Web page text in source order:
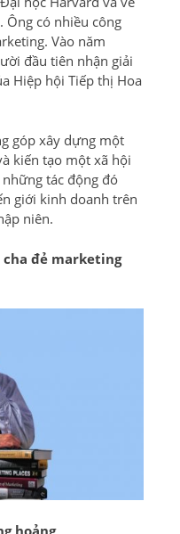
Ông có nhiều công
Vào năm
đầu tiên nhận giải
Hiệp hội Tiếp thị Hoa
góp xây dựng một
kiến tạo một xã hội
tác động đó
giới kinh doanh trên
niên.
đẻ marketing